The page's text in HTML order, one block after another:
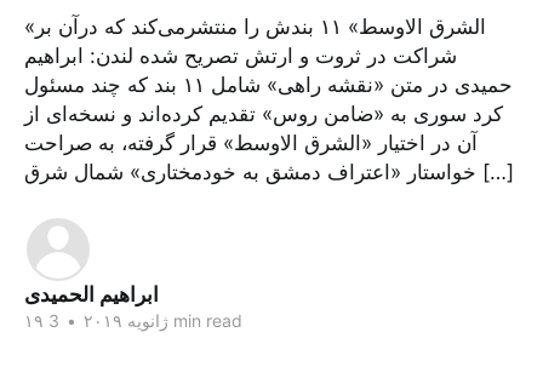
«الشرق الاوسط» ۱۱ بندش را منتشرمی‌کند که درآن بر
شراکت در ثروت و ارتش تصریح شده لندن: ابراهیم
حمیدی در متن «نقشه راهی» شامل ۱۱ بند که چند مسئول
کرد سوری به «ضامن روس» تقدیم کرده‌اند و نسخه‌ای از
آن در اختیار «الشرق الاوسط» قرار گرفته، به صراحت
خواستار «اعتراف دمشق به خودمختاری» شمال شرق […]
ابراهيم الحمیدی
۱۹ ژانویه ۲۰۱۹ • 3 min read